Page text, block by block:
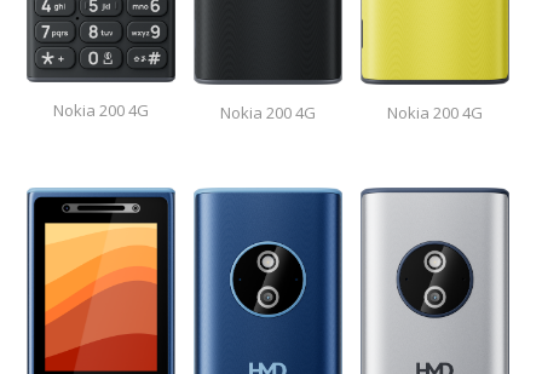
Nokia 200 4G Nokia 200 4G Nokia 200 4G